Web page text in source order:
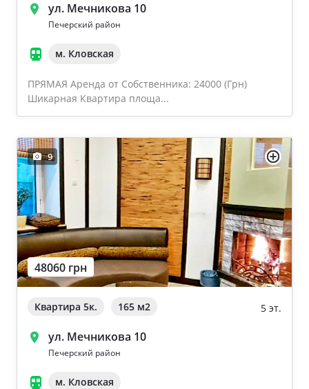
ул. Мечникова 10
Печерский район
м. Кловская
ПРЯМАЯ Аренда от Собственника: 24000 (Грн)
Шикарная Квартира площа...
9
48060 грн
Квартира 5к. 165 м2 5 эт.
ул. Мечникова 10
Печерский район
м. Кловская